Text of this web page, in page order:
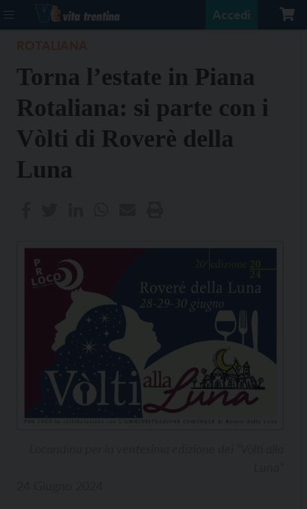
Accedi
Torna l’estate in Piana
Rotaliana: si parte con i
Vòlti di Roverè della
Luna